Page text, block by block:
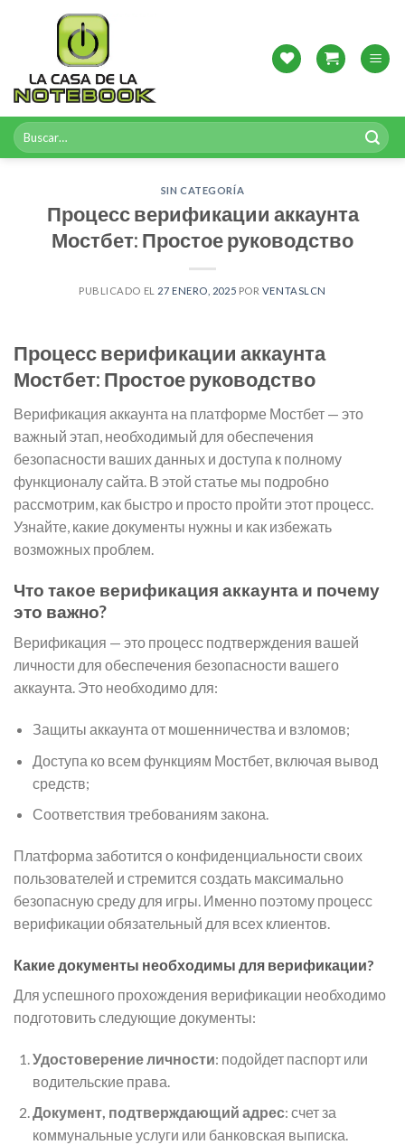
Buscar
por:
SIN CATEGORÍA
Процесс верификации аккаунта
Мостбет: Простое руководство
PUBLICADO EL 27 ENERO, 2025 POR VENTASLCN
Процесс верификации аккаунта
Мостбет: Простое руководство
Верификация аккаунта на платформе Мостбет — это
важный этап, необходимый для обеспечения
безопасности ваших данных и доступа к полному
функционалу сайта. В этой статье мы подробно
рассмотрим, как быстро и просто пройти этот процесс.
Узнайте, какие документы нужны и как избежать
возможных проблем.
Что такое верификация аккаунта и почему
это важно?
Верификация — это процесс подтверждения вашей
личности для обеспечения безопасности вашего
аккаунта. Это необходимо для:
Защиты аккаунта от мошенничества и взломов;
Доступа ко всем функциям Мостбет, включая вывод
средств;
Соответствия требованиям закона.
Платформа заботится о конфиденциальности своих
пользователей и стремится создать максимально
безопасную среду для игры. Именно поэтому процесс
верификации обязательный для всех клиентов.
Какие документы необходимы для верификации?
Для успешного прохождения верификации необходимо
подготовить следующие документы:
Удостоверение личности: подойдет паспорт или
водительские права.
Документ, подтверждающий адрес: счет за
коммунальные услуги или банковская выписка.